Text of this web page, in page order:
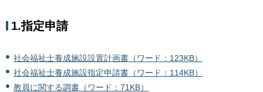
1.指定申請
社会福祉士養成施設設置計画書（ワード：123KB）
社会福祉士養成施設指定申請書（ワード：114KB）
教員に関する調書（ワード：71KB）